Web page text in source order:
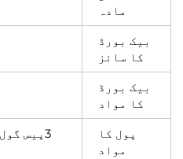
مادہ
بیک بورڈ
کا سائز
بیک بورڈ
کا مواد
پول کا
مواد